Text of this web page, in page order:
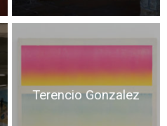
Terencio Gonzalez